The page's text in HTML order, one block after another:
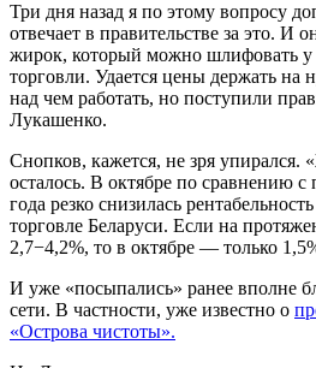
Три дня назад я по этому вопросу
отвечает в правительстве за это. И
жирок, который можно шлифовать у
торговли. Удается цены держать на
над чем работать, но поступили
Лукашенко.
Снопков, кажется, не зря упирался.
осталось. В октябре по сравнению
года резко снизилась
торговле Беларуси. Если на
2,7−4,2%, то в октябре — только
И уже «посыпались» ранее вполне
сети. В частности, уже известно о
«Острова чистоты».